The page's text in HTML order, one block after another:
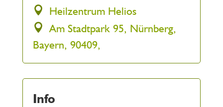
Heilzentrum Helios
Am Stadtpark 95, Nürnberg,
Bayern, 90409,
Info